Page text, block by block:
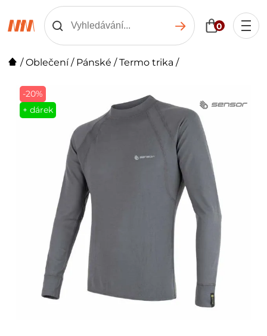
0
/Oblečení/ Pánské /Termo trika /
-20%
+ dárek